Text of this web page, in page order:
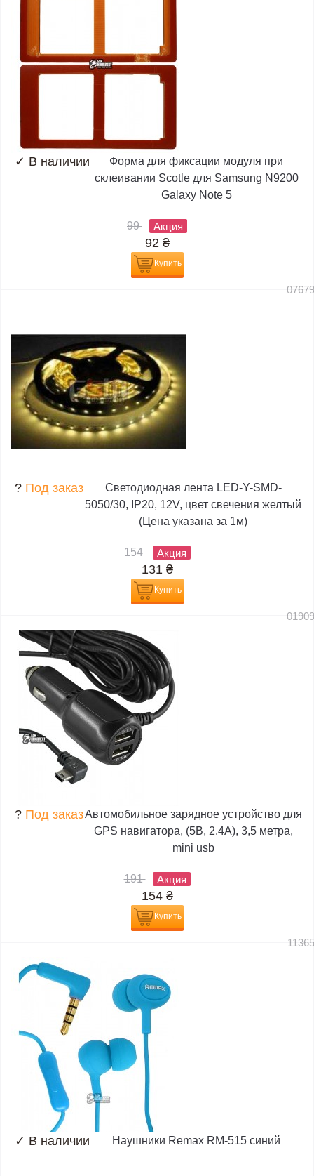
✓ В наличии
Форма для фиксации модуля при
склеивании Scotle для Samsung N9200
Galaxy Note 5
99 Акция
92 ₴
Купить
? Под заказ
Светодиодная лента LED-Y-SMD-
5050/30, IP20, 12V, цвет свечения желтый
(Цена указана за 1м)
154 Акция
131 ₴
Купить
? Под заказАвтомобильное зарядное устройство для
GPS навигатора, (5В, 2.4А), 3,5 метра,
mini usb
191 Акция
154 ₴
Купить
✓ В наличии Наушники Remax RM-515 синий